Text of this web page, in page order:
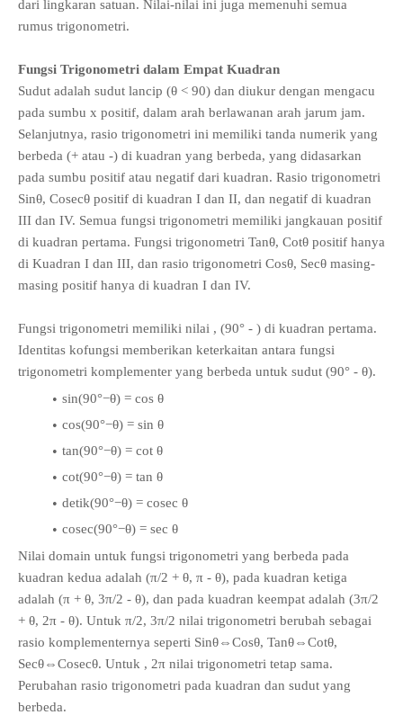
dari lingkaran satuan. Nilai-nilai ini juga memenuhi semua
rumus trigonometri.
Fungsi Trigonometri dalam Empat Kuadran
Sudut adalah sudut lancip (θ < 90) dan diukur dengan mengacu
pada sumbu x positif, dalam arah berlawanan arah jarum jam.
Selanjutnya, rasio trigonometri ini memiliki tanda numerik yang
berbeda (+ atau -) di kuadran yang berbeda, yang didasarkan
pada sumbu positif atau negatif dari kuadran. Rasio trigonometri
Sinθ, Cosecθ positif di kuadran I dan II, dan negatif di kuadran
III dan IV. Semua fungsi trigonometri memiliki jangkauan positif
di kuadran pertama. Fungsi trigonometri Tanθ, Cotθ positif hanya
di Kuadran I dan III, dan rasio trigonometri Cosθ, Secθ masing-
masing positif hanya di kuadran I dan IV.
Fungsi trigonometri memiliki nilai , (90° - ) di kuadran pertama.
Identitas kofungsi memberikan keterkaitan antara fungsi
trigonometri komplementer yang berbeda untuk sudut (90° - θ).
sin(90°−θ) = cos θ
cos(90°−θ) = sin θ
tan(90°−θ) = cot θ
cot(90°−θ) = tan θ
detik(90°−θ) = cosec θ
cosec(90°−θ) = sec θ
Nilai domain untuk fungsi trigonometri yang berbeda pada
kuadran kedua adalah (π/2 + θ, π - θ), pada kuadran ketiga
adalah (π + θ, 3π/2 - θ), dan pada kuadran keempat adalah (3π/2
+ θ, 2π - θ). Untuk π/2, 3π/2 nilai trigonometri berubah sebagai
rasio komplementernya seperti Sinθ⇔Cosθ, Tanθ⇔Cotθ,
Secθ⇔Cosecθ. Untuk , 2π nilai trigonometri tetap sama.
Perubahan rasio trigonometri pada kuadran dan sudut yang
berbeda.